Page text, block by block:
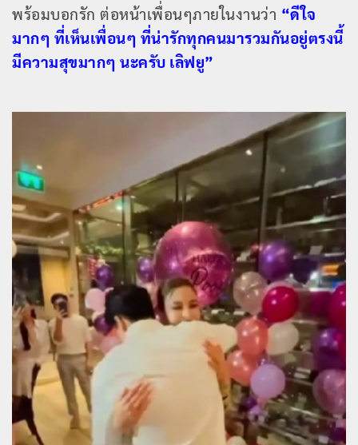
พร้อมบอกรัก ต่อหน้าเพื่อนๆภายในงานว่า “ดีใจ
มากๆ ที่เห็นเพื่อนๆ ที่น่ารักทุกคนมารวมกันอยู่ตรงนี้
มีความสุขมากๆ นะครับ เลิฟยู”